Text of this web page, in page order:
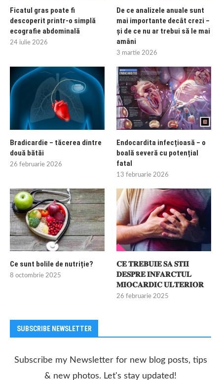
Ficatul gras poate fi
descoperit printr-o simplă
ecografie abdominală
24 iulie 2026
De ce analizele anuale sunt
mai importante decât crezi –
și de ce nu ar trebui să le mai
amâni
3 martie 2026
Bradicardie – tăcerea dintre
două bătăi
26 februarie 2026
Endocardita infecțioasă – o
boală severă cu potențial
fatal
13 februarie 2026
Ce sunt bolile de nutriție?
8 octombrie 2025
𝐂𝐄 𝐓𝐑𝐄𝐁𝐔𝐈𝐄 𝐒𝐀 𝐒𝐓𝐈𝐈
𝐃𝐄𝐒𝐏𝐑𝐄 𝐈𝐍𝐅𝐀𝐑𝐂𝐓𝐔𝐋
𝐌𝐈𝐎𝐂𝐀𝐑𝐃𝐈𝐂 𝐔𝐋𝐓𝐄𝐑𝐈𝐎𝐑
26 februarie 2025
SUBSCRIBE NEWSLETTER
Subscribe my Newsletter for new blog posts, tips
& new photos. Let's stay updated!